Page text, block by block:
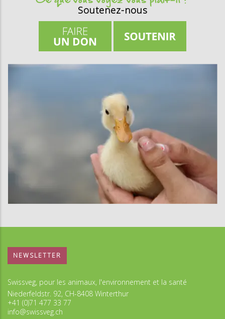
Soutenez-nous
NEWSLETTER
Swissveg, pour les animaux, l'environnement et la santé
Niederfeldstr. 92, CH-8408 Winterthur
+41 (0)71 477 33 77
info@swissveg.ch